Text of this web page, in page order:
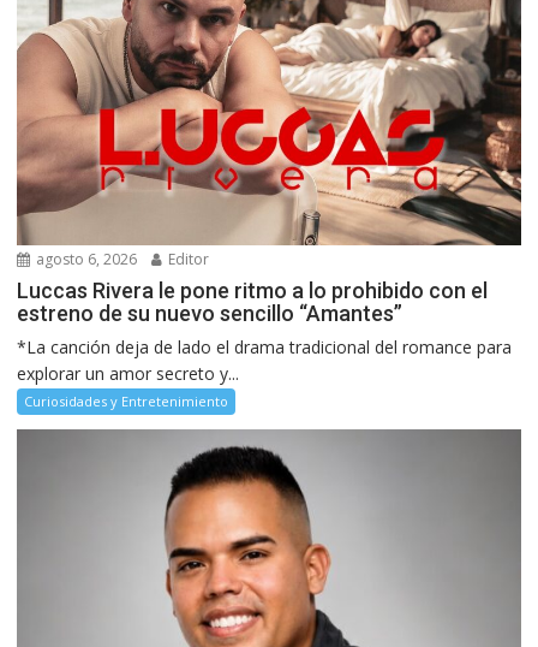
agosto 6, 2026 Editor
Luccas Rivera le pone ritmo a lo prohibido con el
estreno de su nuevo sencillo “Amantes”
*La canción deja de lado el drama tradicional del romance para
explorar un amor secreto y...
Curiosidades y Entretenimiento